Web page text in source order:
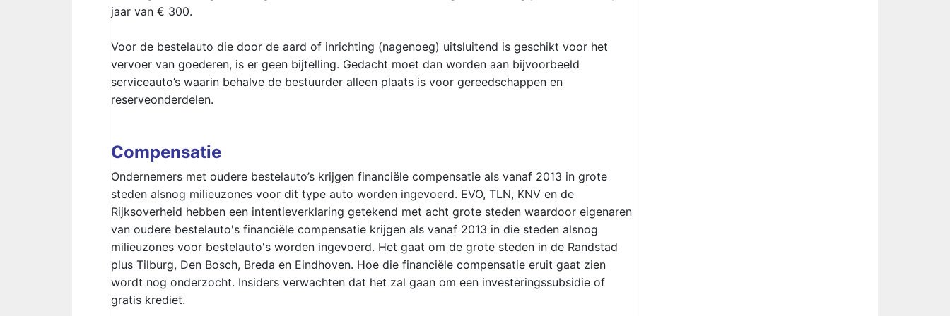
jaar van € 300.
Voor de bestelauto die door de aard of inrichting (nagenoeg) uitsluitend is geschikt voor het
vervoer van goederen, is er geen bijtelling. Gedacht moet dan worden aan bijvoorbeeld
serviceauto’s waarin behalve de bestuurder alleen plaats is voor gereedschappen en
reserveonderdelen.
Compensatie
Ondernemers met oudere bestelauto’s krijgen financiële compensatie als vanaf 2013 in grote
steden alsnog milieuzones voor dit type auto worden ingevoerd. EVO, TLN, KNV en de
Rijksoverheid hebben een intentieverklaring getekend met acht grote steden waardoor eigenaren
van oudere bestelauto's financiële compensatie krijgen als vanaf 2013 in die steden alsnog
milieuzones voor bestelauto's worden ingevoerd. Het gaat om de grote steden in de Randstad
plus Tilburg, Den Bosch, Breda en Eindhoven. Hoe die financiële compensatie eruit gaat zien
wordt nog onderzocht. Insiders verwachten dat het zal gaan om een investeringssubsidie of
gratis krediet.